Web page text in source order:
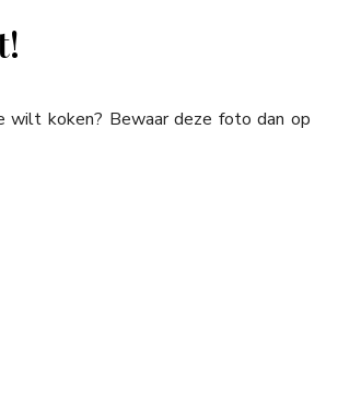
wilt koken? Bewaar deze foto dan op